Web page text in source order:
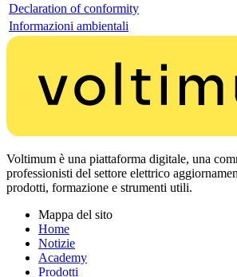
Declaration of conformity
Informazioni ambientali
Voltimum è una piattaforma digitale, una
professionisti del settore elettrico
prodotti, formazione e strumenti utili.
Mappa del sito
Home
Notizie
Academy
Prodotti